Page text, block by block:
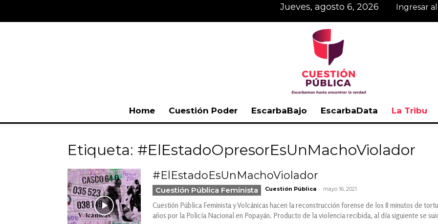
jueves, agosto 6, 2026 Ingresar
Pública
Home Cuestión Poder EscarbaBajo EscarbaData La Tribu
Etiqueta: #ElEstadoOpresorEsUnMachoViolador
#ElEstadoEsUnMachoViolador
Cuestión Pública Feminista Cuestión Pública - mayo 16, 2021
Cuestión Pública Feminista y Volcánicas hacen la reconstrucción forense de los 8 minutos de
años por la Policía Nacional en Popayán. Producto de la violencia recibida, al día siguiente se